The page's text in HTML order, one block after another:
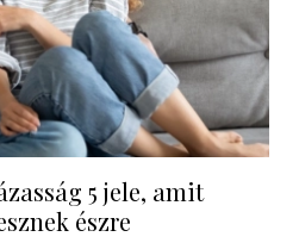
5 jele, amit
észre